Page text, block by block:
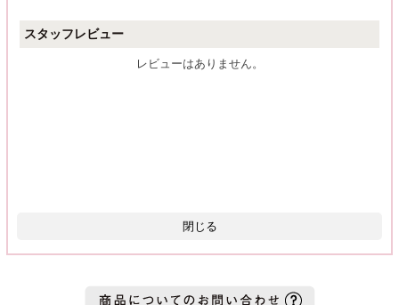
スタッフレビュー
レビューはありません。
閉じる